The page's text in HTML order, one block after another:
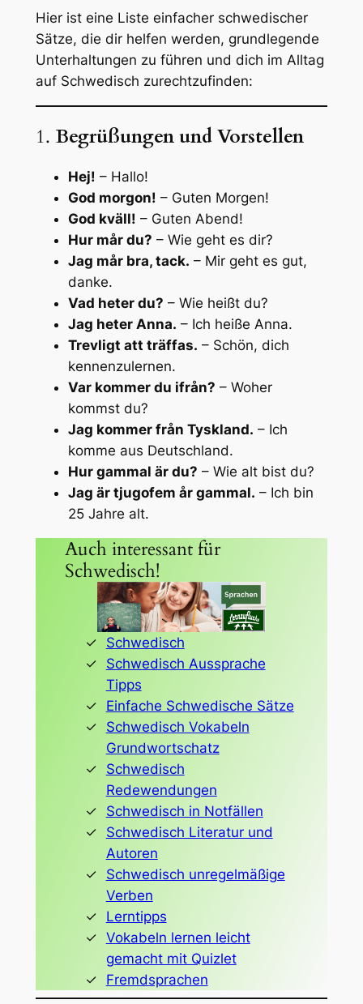
Hier ist eine Liste einfacher schwedischer
Sätze, die dir helfen werden, grundlegende
Unterhaltungen zu führen und dich im Alltag
auf Schwedisch zurechtzufinden:
1. Begrüßungen und Vorstellen
Hej! – Hallo!
God morgon! – Guten Morgen!
God kväll! – Guten Abend!
Hur mår du? – Wie geht es dir?
Jag mår bra, tack. – Mir geht es gut,
danke.
Vad heter du? – Wie heißt du?
Jag heter Anna. – Ich heiße Anna.
Trevligt att träffas. – Schön, dich
kennenzulernen.
Var kommer du ifrån? – Woher
kommst du?
Jag kommer från Tyskland. – Ich
komme aus Deutschland.
Hur gammal är du? – Wie alt bist du?
Jag är tjugofem år gammal. – Ich bin
25 Jahre alt.
Auch interessant für
Schwedisch!
Schwedisch
Schwedisch Aussprache
Tipps
Einfache Schwedische Sätze
Schwedisch Vokabeln
Grundwortschatz
Schwedisch
Redewendungen
Schwedisch in Notfällen
Schwedisch Literatur und
Autoren
Schwedisch unregelmäßige
Verben
Lerntipps
Vokabeln lernen leicht
gemacht mit Quizlet
Fremdsprachen